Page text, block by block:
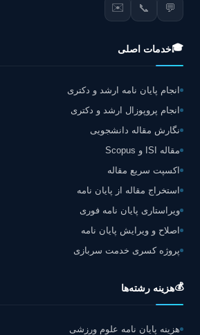
💬
📞
✉️
🎓خدمات اصلی
انجام پایان نامه ارشد و دکتری
انجام پروپوزال ارشد و دکتری
نگارش مقاله دانشجویی
مقاله ISI و Scopus
اکسپت سریع مقاله
استخراج مقاله از پایان نامه
ویراستاری پایان نامه فوری
اصلاح و ویرایش پایان نامه
پروژه کسری خدمت سربازی
💰هزینه رشته‌ها
هزینه پایان نامه علوم ورزشی